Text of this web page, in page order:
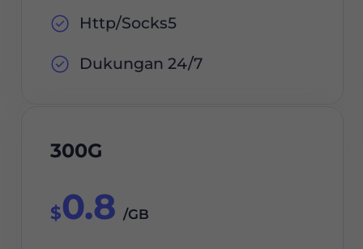
Http/Socks5
Dukungan 24/7
300G
$0.8 /GB